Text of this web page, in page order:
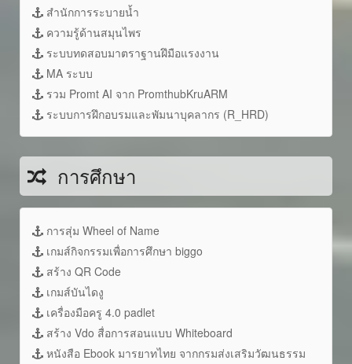
สำนักการระบายน้ำ
ความรู้ด้านสมุนไพร
ระบบทดสอบมาตราฐานฝึมือแรงงาน
MA ระบบ
รวม Promt AI จาก PromthubKruARM
ระบบการฝึกอบรมและพัมนาบุคลากร (R_HRD)
การศึกษา
การสุ่ม Wheel of Name
เกมส์กิจกรรมเพื่อการศึกษา biggo
สร้าง QR Code
เกมส์บันไดงู
เครื่องมือครู 4.0 padlet
สร้าง Vdo สื่อการสอนแบบ Whiteboard
หนังสือ Ebook มารยาทไทย จากกรมส่งเสริมวัฒนธรรม